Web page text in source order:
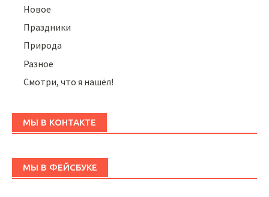
Новое
Праздники
Природа
Разное
Смотри, что я нашёл!
МЫ В КОНТАКТЕ
МЫ В ФЕЙСБУКЕ